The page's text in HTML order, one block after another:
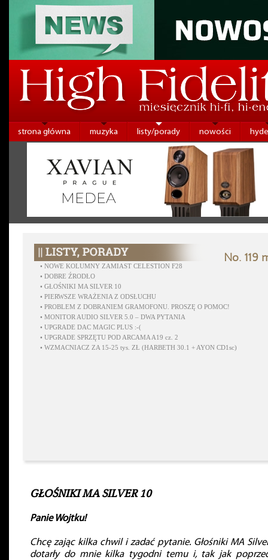
strona główna muzyka listy/porady nowości
No. 119
• NOWE KOLUMNY ZAMIAST CELESTION F28
• DOBRE ŹRODŁO
• GŁOŚNIKI MA SILVER 10
• PIERWSZE WRAŻENIA Z ODSŁUCHU
• PROBLEM Z DOBRANIEM GRAMOFONU. PROSZĘ O POMOC!
• MONITOR AUDIO SILVER 5.0 – DWA PYTANIA
• UPGRADE DAC MAGIC PLUS :-(
• UPGRADE SPRZĘTU POD ARCAMA A19 cz. 2
• WZMACNIACZ ZA 15-25 tys. ZŁ (HARBETH 30.1 + AYON CD1sc)
GŁOŚNIKI MA SILVER 10
Panie Wojtku!
Chcę zając kilka chwil i zadać pytanie. Głośniki MA
dotarły do mnie kilka tygodni temu i, tak jak